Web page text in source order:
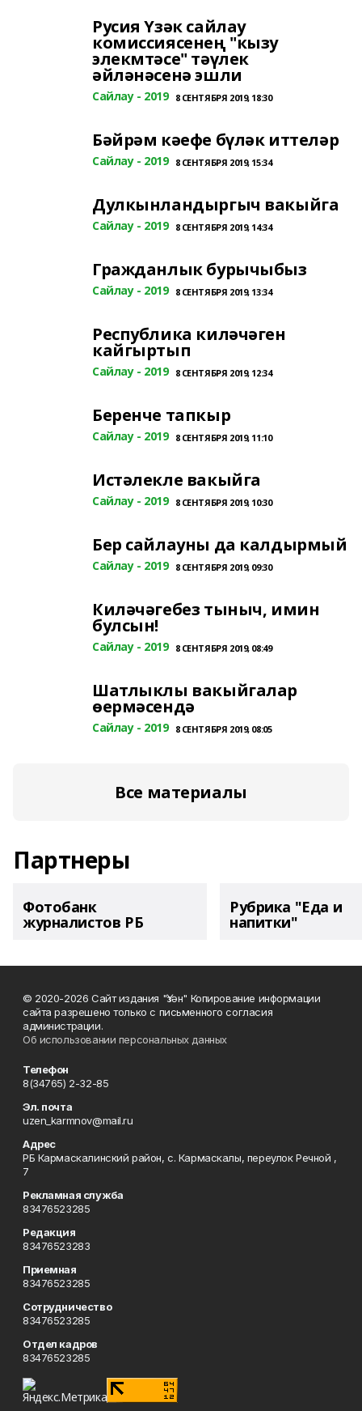
Русия Үзәк сайлау
комиссиясенең "кызу
элекмтәсе" тәүлек
әйләнәсенә эшли
Сайлау - 2019 8 СЕНТЯБРЯ 2019, 18:30
Бәйрәм кәефе бүләк иттеләр
Сайлау - 2019 8 СЕНТЯБРЯ 2019, 15:34
Дулкынландыргыч вакыйга
Сайлау - 2019 8 СЕНТЯБРЯ 2019, 14:34
Гражданлык бурычыбыз
Сайлау - 2019 8 СЕНТЯБРЯ 2019, 13:34
Республика киләчәген
кайгыртып
Сайлау - 2019 8 СЕНТЯБРЯ 2019, 12:34
Беренче тапкыр
Сайлау - 2019 8 СЕНТЯБРЯ 2019, 11:10
Истәлекле вакыйга
Сайлау - 2019 8 СЕНТЯБРЯ 2019, 10:30
Бер сайлауны да калдырмый
Сайлау - 2019 8 СЕНТЯБРЯ 2019, 09:30
Киләчәгебез тыныч, имин
булсын!
Сайлау - 2019 8 СЕНТЯБРЯ 2019, 08:49
Шатлыклы вакыйгалар
өермәсендә
Сайлау - 2019 8 СЕНТЯБРЯ 2019, 08:05
Все материалы
Партнеры
Фотобанк
журналистов РБ
Рубрика "Еда и
напитки"
© 2020-2026 Сайт издания "Үзән" Копирование информации
сайта разрешено только с письменного согласия
администрации.
Об использовании персональных данных
Телефон
8(34765) 2-32-85
Эл. почта
uzen_karmnov@mail.ru
Адрес
РБ Кармаскалинский район, с. Кармаскалы, переулок Речной ,
7
Рекламная служба
83476523285
Редакция
83476523283
Приемная
83476523285
Сотрудничество
83476523285
Отдел кадров
83476523285